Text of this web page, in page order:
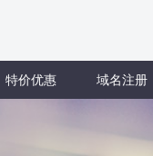
特价优惠 域名注册